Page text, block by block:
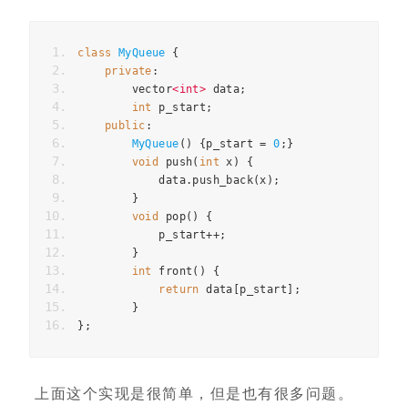
class MyQueue
{
private :
        vector
<int> data;
int
p_start ;
public :
MyQueue () { p_start = 0 ;}
void
push( int x )
{
            data
. push_back(x );
}
void
pop()
{
            p_start
++;
}
int
front ()
{
return data p_start ];
}
};
上面这个实现是很简单，但是也有很多问题。